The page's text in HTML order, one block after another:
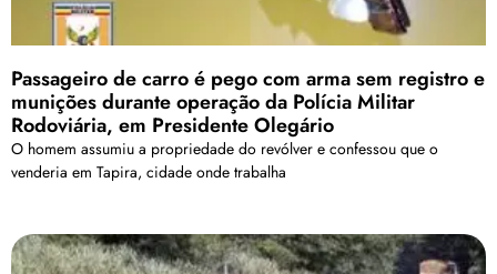
Passageiro de carro é pego com arma sem registro e
munições durante operação da Polícia Militar
Rodoviária, em Presidente Olegário
O homem assumiu a propriedade do revólver e confessou que o
venderia em Tapira, cidade onde trabalha